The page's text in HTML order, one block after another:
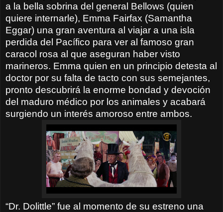
a la bella sobrina del general Bellows (quien
quiere internarle), Emma Fairfax (Samantha
Eggar) una gran aventura al viajar a una isla
perdida del Pacífico para ver al famoso gran
caracol rosa al que aseguran haber visto
marineros. Emma quien en un principio detesta al
doctor por su falta de tacto con sus semejantes,
pronto descubrirá la enorme bondad y devoción
del maduro médico por los animales y acabará
surgiendo un interés amoroso entre ambos.
“Dr. Dolittle” fue al momento de su estreno una